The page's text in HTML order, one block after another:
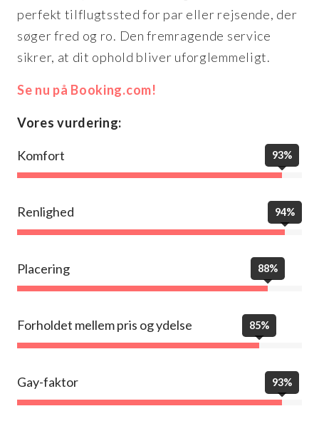
perfekt tilflugtssted for par eller rejsende, der
søger fred og ro. Den fremragende service
sikrer, at dit ophold bliver uforglemmeligt.
Se nu på Booking.com!
Vores vurdering:
Komfort 93%
Renlighed 94%
Placering 88%
Forholdet mellem pris og ydelse 85%
Gay-faktor 93%